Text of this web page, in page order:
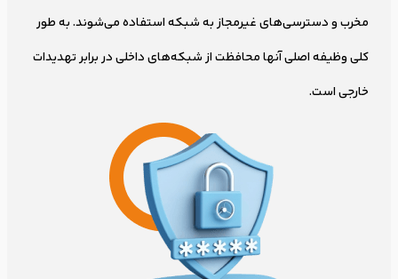
مخرب و دسترسی‌های غیرمجاز به شبکه استفاده می‌شوند. به طور
کلی وظیفه اصلی آنها محافظت از شبکه‌های داخلی در برابر تهدیدات
خارجی است.